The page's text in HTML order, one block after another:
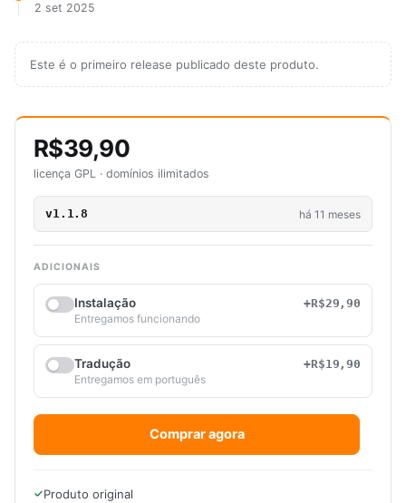
2 set 2025
Este é o primeiro release publicado deste produto.
R$39,90
licença GPL · domínios ilimitados
v1.1.8 há 11 meses
ADICIONAIS
Instalação
+R$29,90
Entregamos funcionando
Tradução
+R$19,90
Entregamos em português
Comprar agora
Produto original